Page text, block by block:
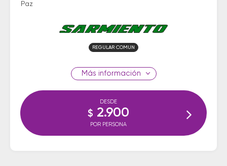
Paz
REGULAR COMUN
información
DESDE
$ 2.900
POR PERSONA